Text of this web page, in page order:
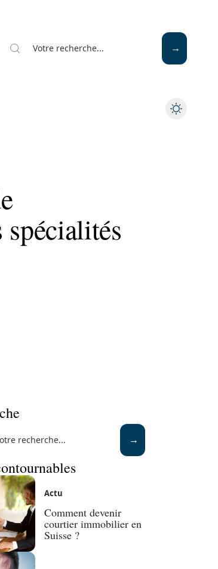
Actu
Comment devenir
courtier immobilier en
Suisse ?